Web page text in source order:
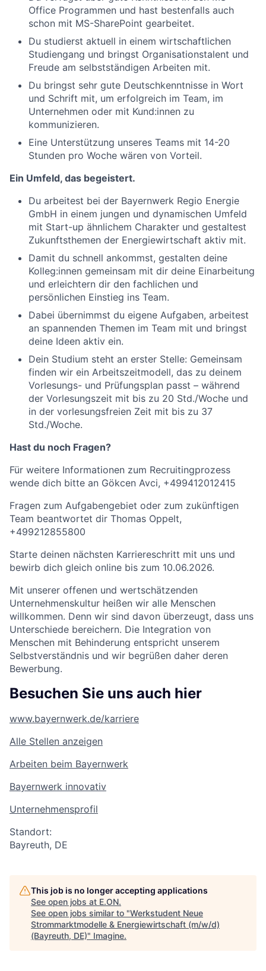
Office Programmen und hast bestenfalls auch
schon mit MS-SharePoint gearbeitet.
Du studierst aktuell in einem wirtschaftlichen
Studiengang und bringst Organisationstalent und
Freude am selbstständigen Arbeiten mit.
Du bringst sehr gute Deutschkenntnisse in Wort
und Schrift mit, um erfolgreich im Team, im
Unternehmen oder mit Kund:innen zu
kommunizieren.
Eine Unterstützung unseres Teams mit 14-20
Stunden pro Woche wären von Vorteil.
Ein Umfeld, das begeistert.
Du arbeitest bei der Bayernwerk Regio Energie
GmbH in einem jungen und dynamischen Umfeld
mit Start-up ähnlichem Charakter und gestaltest
Zukunftsthemen der Energiewirtschaft aktiv mit.
Damit du schnell ankommst, gestalten deine
Kolleg:innen gemeinsam mit dir deine Einarbeitung
und erleichtern dir den fachlichen und
persönlichen Einstieg ins Team.
Dabei übernimmst du eigene Aufgaben, arbeitest
an spannenden Themen im Team mit und bringst
deine Ideen aktiv ein.
Dein Studium steht an erster Stelle: Gemeinsam
finden wir ein Arbeitszeitmodell, das zu deinem
Vorlesungs- und Prüfungsplan passt – während
der Vorlesungszeit mit bis zu 20 Std./Woche und
in der vorlesungsfreien Zeit mit bis zu 37
Std./Woche.
Hast du noch Fragen?
Für weitere Informationen zum Recruitingprozess
wende dich bitte an Gökcen Avci, +499412012415
Fragen zum Aufgabengebiet oder zum zukünftigen
Team beantwortet dir Thomas Oppelt,
+499212855800
Starte deinen nächsten Karriereschritt mit uns und
bewirb dich gleich online bis zum 10.06.2026.
Mit unserer offenen und wertschätzenden
Unternehmenskultur heißen wir alle Menschen
willkommen. Denn wir sind davon überzeugt, dass uns
Unterschiede bereichern. Die Integration von
Menschen mit Behinderung entspricht unserem
Selbstverständnis und wir begrüßen daher deren
Bewerbung.
Besuchen Sie uns auch hier
www.bayernwerk.de/karriere
Alle Stellen anzeigen
Arbeiten beim Bayernwerk
Bayernwerk innovativ
Unternehmensprofil
Standort:
Bayreuth, DE
This job is no longer accepting applications
See open jobs at E.ON.
See open jobs similar to "Werkstudent Neue
Strommarktmodelle & Energiewirtschaft (m/w/d)
(Bayreuth, DE)" Imagine.